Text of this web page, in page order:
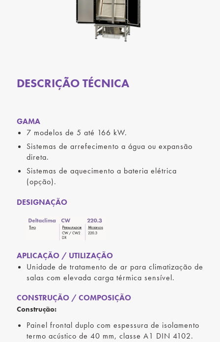
DESCRIÇÃO TÉCNICA
GAMA
7 modelos de 5 até 166 kW.
Sistemas de arrefecimento a água ou expansão
direta.
Sistemas de aquecimento a bateria elétrica
(opção).
DESIGNAÇÃO
APLICAÇÃO / UTILIZAÇÃO
Unidade de tratamento de ar para climatização de
salas com elevada carga térmica sensível.
CONSTRUÇÃO / COMPOSIÇÃO
Construção:
Painel frontal duplo com espessura de isolamento
termo acústico de 40 mm, classe A1 DIN 4102.